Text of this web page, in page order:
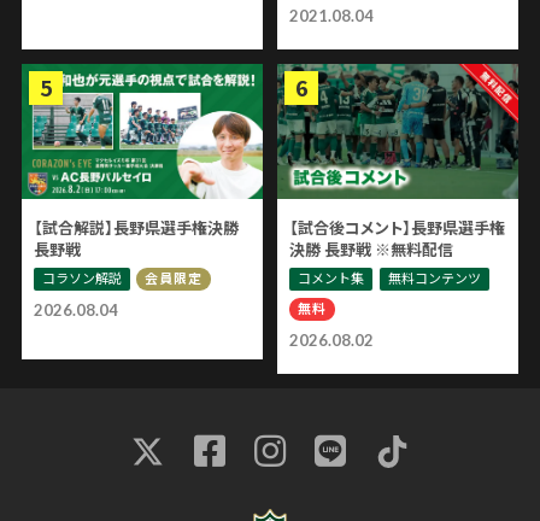
2021.08.04
2026.08.04
【試合解説】長野県選手権決勝
長野戦
コラソン解説 会員限定
2026.08.02
【試合後コメント】長野県選手権
決勝 長野戦 ※無料配信
コメント集
無料コンテンツ
無料